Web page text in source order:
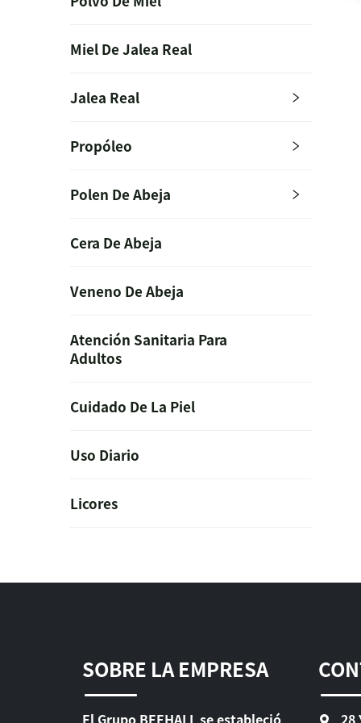
Miel De Jalea Real
Jalea Real
Propóleo
Polen De Abeja
Cera De Abeja
Veneno De Abeja
Atención Sanitaria Para
Adultos
Cuidado De La Piel
Uso Diario
Licores
SOBRE LA EMPRESA
El Grupo BEEHALL se estableció 28